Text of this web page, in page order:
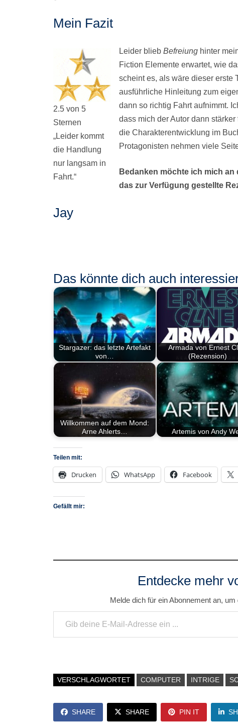
Mein Fazit
2.5 von 5
Sternen
„Leider kommt
die Handlung
nur langsam in
Fahrt.“
Leider bliebBefreiung hinter
Fiction Elemente erwartet, wie
scheint es, als wäre dieser erste
ausführliche Hinleitung zum
dann so richtig Fahrt aufnimmt.
dass mich der Autor dann
die Charakterentwicklung im
Protagonisten nehmen viele
Bedanken möchte ich mich an
das zur Verfügung gestellte
Jay
Das könnte dich auch
Stargazer: das letzte Artefakt
von…
Armada von Ernest
(Rezension)
Willkommen auf dem Mond:
Arne Ahlerts…
Artemis von Andy
Teilen mit:
Drucken WhatsApp Facebook
Gefällt mir:
Entdecke mehr
Melde dich für ein Abonnement an,
Gib deine E-Mail-Adresse ein ...
VERSCHLAGWORTET COMPUTER INTRIGE
SHARE SHARE PIN IT